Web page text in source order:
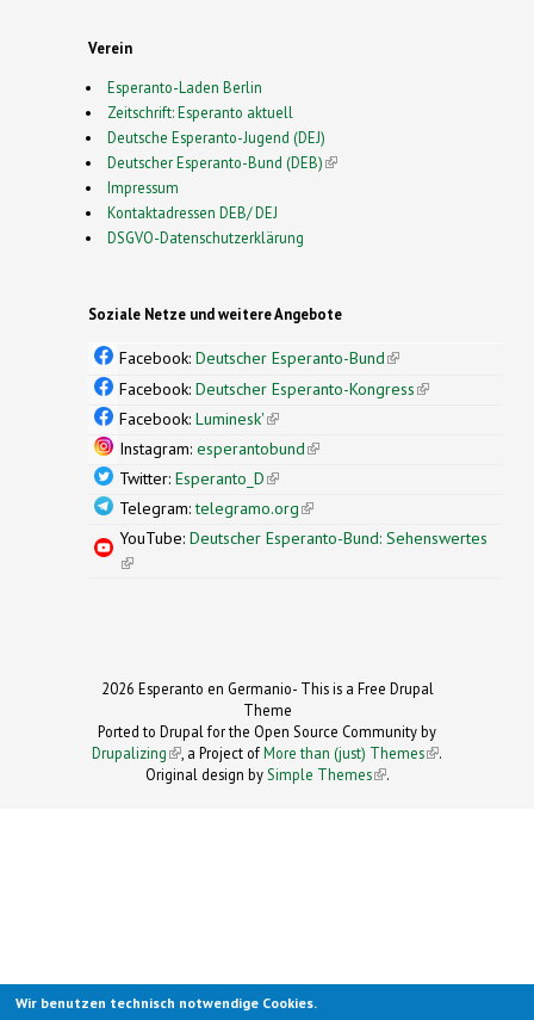
Verein
Esperanto-Laden Berlin
Zeitschrift: Esperanto aktuell
Deutsche Esperanto-Jugend (DEJ)
Deutscher Esperanto-Bund (DEB)(link is external)
Impressum
Kontaktadressen DEB/ DEJ
DSGVO-Datenschutzerklärung
Soziale Netze und weitere Angebote
Facebook: Deutscher Esperanto-Bund(link is
external)
Facebook: Deutscher Esperanto-Kongress(link is
Facebook: Luminesk'(link is external)
Instagram: esperantobund(link is external)
Twitter: Esperanto_D(link is external)
Telegram:telegramo.org(link is external)
YouTube: Deutscher Esperanto-Bund: Sehenswertes
(link is external)
2026 Esperanto en Germanio- This is a Free Drupal
Theme
Ported to Drupal for the Open Source Community by
Drupalizing(link is external)
, a Project ofMore than (just) Themes (link is
.
Original design by Simple Themes
(link is
.
Wir benutzen technisch notwendige Cookies.